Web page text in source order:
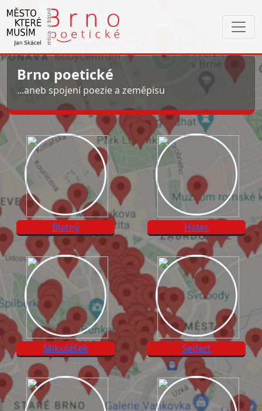
Brno poetické
...aneb spojení poezie a zeměpisu
Blatný Halas
Mikulášek Seifert